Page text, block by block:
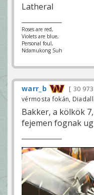
Latheral
Roses are red,
Violets are blue,
Personal foul,
Ndamukong Suh
warr_b 30 973
vérmosta fokán,
Bakker, a kölkök
fejemen fognak